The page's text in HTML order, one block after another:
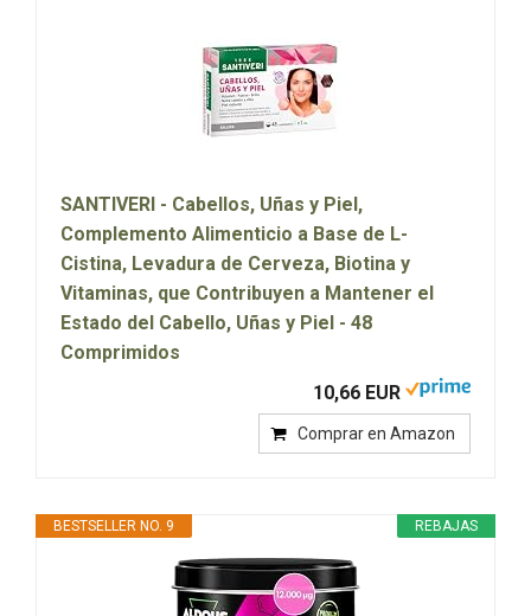
SANTIVERI - Cabellos, Uñas y Piel,
Complemento Alimenticio a Base de L-
Cistina, Levadura de Cerveza, Biotina y
Vitaminas, que Contribuyen a Mantener el
Estado del Cabello, Uñas y Piel - 48
Comprimidos
10,66 EUR
Comprar en Amazon
REBAJAS
BESTSELLER NO. 9